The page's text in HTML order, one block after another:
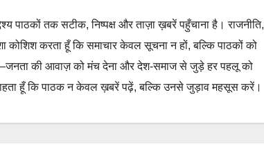
पाठकों तक सटीक, निष्पक्ष और ताज़ा ख़बरें पहुँचाना है। राजनीति,
कोशिश करता हूँ कि समाचार केवल सूचना न हों, बल्कि पाठकों को
की आवाज़ को मंच देना और देश-समाज से जुड़े हर पहलू को
हूँ कि पाठक न केवल ख़बरें पढ़ें, बल्कि उनसे जुड़ाव महसूस करें।